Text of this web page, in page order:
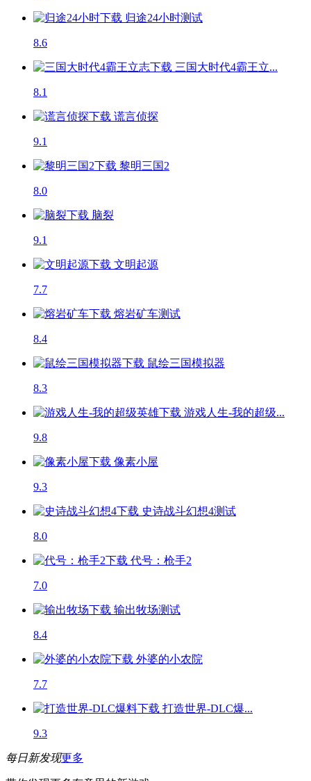
归途24小时测试
8.6
三国大时代4霸王立...
8.1
谎言侦探
9.1
黎明三国2
8.0
脑裂
9.1
文明起源
7.7
熔岩矿车测试
8.4
鼠绘三国模拟器
8.3
游戏人生-我的超级...
9.8
像素小屋
9.3
史诗战斗幻想4测试
8.0
代号：枪手2
7.0
输出牧场测试
8.4
外婆的小农院
7.7
打造世界-DLC爆...
9.3
每日新发现更多